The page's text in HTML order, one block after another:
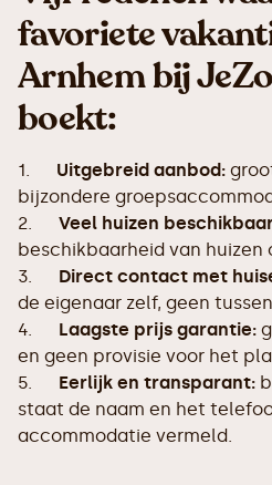
favoriete
Arnhem bij
boekt:
1. Uitgebreid aanbod:
bijzondere
2. Veel huizen
beschikbaarheid van huizen
3. Direct contact met
de eigenaar zelf, geen
4. Laagste prijs garantie:
en geen provisie voor het
5. Eerlijk en transparant:
staat de naam en het
accommodatie vermeld.